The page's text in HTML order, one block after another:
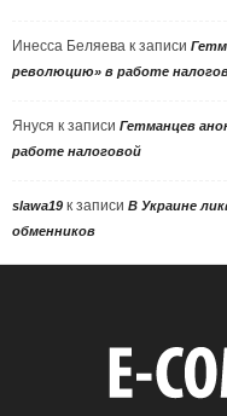
Инесса Беляева к записи
революцию» в работе
Януся к записи Гетманцев
работе налоговой
slawa19 к записи В Украине
обменников